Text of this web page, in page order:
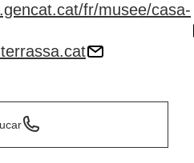
fr/musee/casa-